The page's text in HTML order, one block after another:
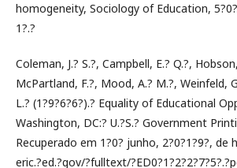
homogeneity, Sociology of Education,
1?.?
Coleman, J.? S.?, Campbell, E.? Q.?,
McPartland, F.?, Mood, A.? M.?, Weinfeld,
L.? (1?9?6?6?).? Equality of Educational
Washington, DC:? U.?S.? Government
Recuperado em 1?0? junho, 2?0?1?9?, de
eric.?ed.?gov/?fulltext/